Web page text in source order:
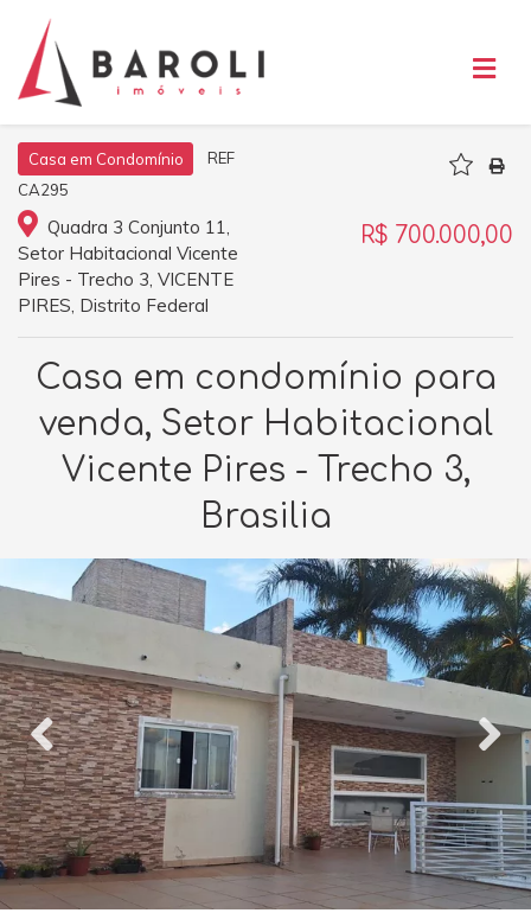
Casa em Condomínio
REF
CA295
Quadra 3 Conjunto 11,
Setor Habitacional Vicente
Pires - Trecho 3, VICENTE
PIRES, Distrito Federal
R$ 700.000,00
Casa em condomínio para
venda, Setor Habitacional
Vicente Pires - Trecho 3,
Brasilia